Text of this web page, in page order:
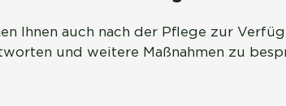
Ihnen auch nach der Pflege zur
und weitere Maßnahmen zu